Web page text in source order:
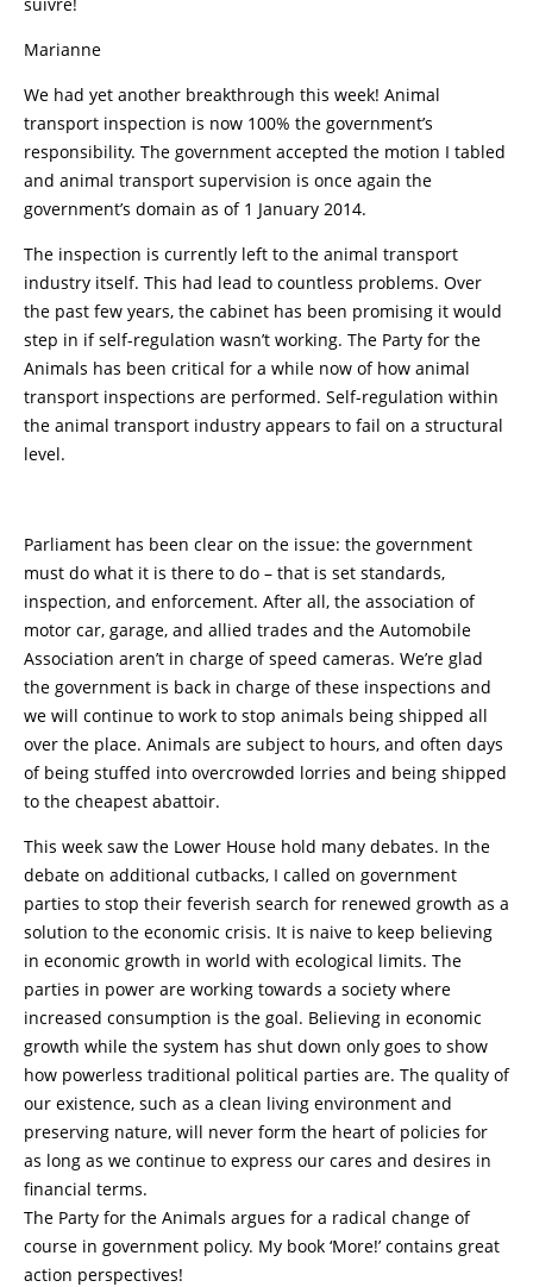
Marianne
We had yet another breakthrough this week! Animal
transport inspection is now 100% the government’s
responsibility. The government accepted the motion I tabled
and animal transport supervision is once again the
government’s domain as of 1 January 2014.
The inspection is currently left to the animal transport
industry itself. This had lead to countless problems. Over
the past few years, the cabinet has been promising it would
step in if self-regulation wasn’t working. The Party for the
Animals has been critical for a while now of how animal
transport inspections are performed. Self-regulation within
the animal transport industry appears to fail on a structural
level.
Parliament has been clear on the issue: the government
must do what it is there to do – that is set standards,
inspection, and enforcement. After all, the association of
motor car, garage, and allied trades and the Automobile
Association aren’t in charge of speed cameras. We’re glad
the government is back in charge of these inspections and
we will continue to work to stop animals being shipped all
over the place. Animals are subject to hours, and often days
of being stuffed into overcrowded lorries and being shipped
to the cheapest abattoir.
This week saw the Lower House hold many debates. In the
debate on additional cutbacks, I called on government
parties to stop their feverish search for renewed growth as a
solution to the economic crisis. It is naive to keep believing
in economic growth in world with ecological limits. The
parties in power are working towards a society where
increased consumption is the goal. Believing in economic
growth while the system has shut down only goes to show
how powerless traditional political parties are. The quality of
our existence, such as a clean living environment and
preserving nature, will never form the heart of policies for
as long as we continue to express our cares and desires in
financial terms.
The Party for the Animals argues for a radical change of
course in government policy. My book ‘More!’ contains great
action perspectives!